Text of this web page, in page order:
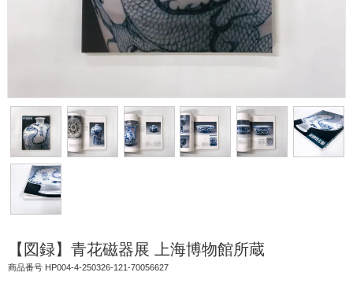
【図録】青花磁器展 上海博物館所蔵
商品番号 HP004-4-250326-121-70056627